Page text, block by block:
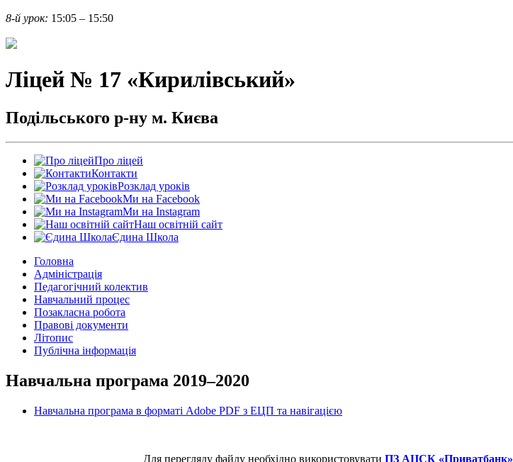
8-й урок: 15:05 – 15:50
Ліцей № 17 «Кирилівський»
Подільського р-ну м. Києва
Про ліцей
Контакти
Розклад уроків
Ми на Facebook
Ми на Instagram
Наш освітній сайт
Єдина Школа
Головна
Адміністрація
Педагогічний колектив
Навчальний процес
Позакласна робота
Правові документи
Літопис
Публічна інформація
Навчальна програма 2019–2020
Навчальна програма в форматі Adobe PDF з ЕЦП та навігацією
Для перегляду файлу необхідно використовувати ПЗ АЦСК «Приватбанк»